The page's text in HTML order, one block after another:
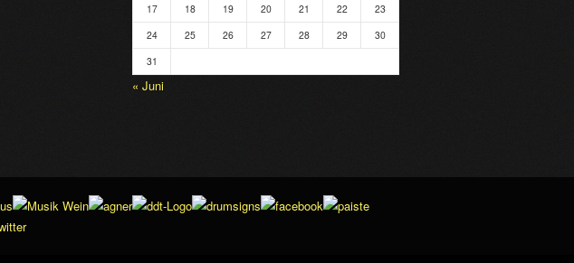
17
18 19 20 21 22
23
24
25 26 27 28 29
30
31
« Juni